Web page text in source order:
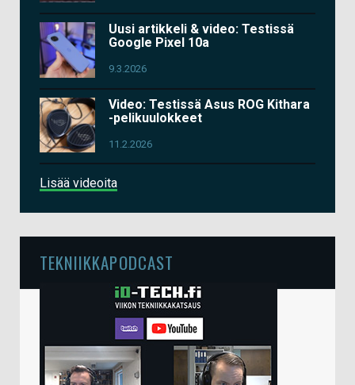
Uusi artikkeli & video: Testissä
Google Pixel 10a
9.3.2026
Video: Testissä Asus ROG Kithara
-pelikuulokkeet
11.2.2026
Lisää videoita
TEKNIIKKAPODCAST